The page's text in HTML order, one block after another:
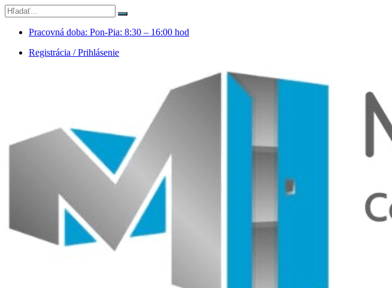
Pracovná doba: Pon-Pia: 8:30 – 16:00 hod
Registrácia / Prihlásenie